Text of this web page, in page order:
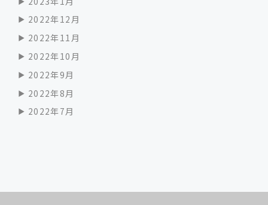
2022年12月
2022年11月
2022年10月
2022年9月
2022年8月
2022年7月